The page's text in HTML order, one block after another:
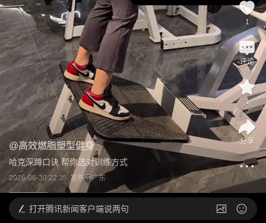
@高效燃脂塑型健身
哈克深蹲口诀 帮你选对训练方式
2026-06-30 22:35 发布于广东
1
评论
1
分享
打开腾讯新闻客户端说两句